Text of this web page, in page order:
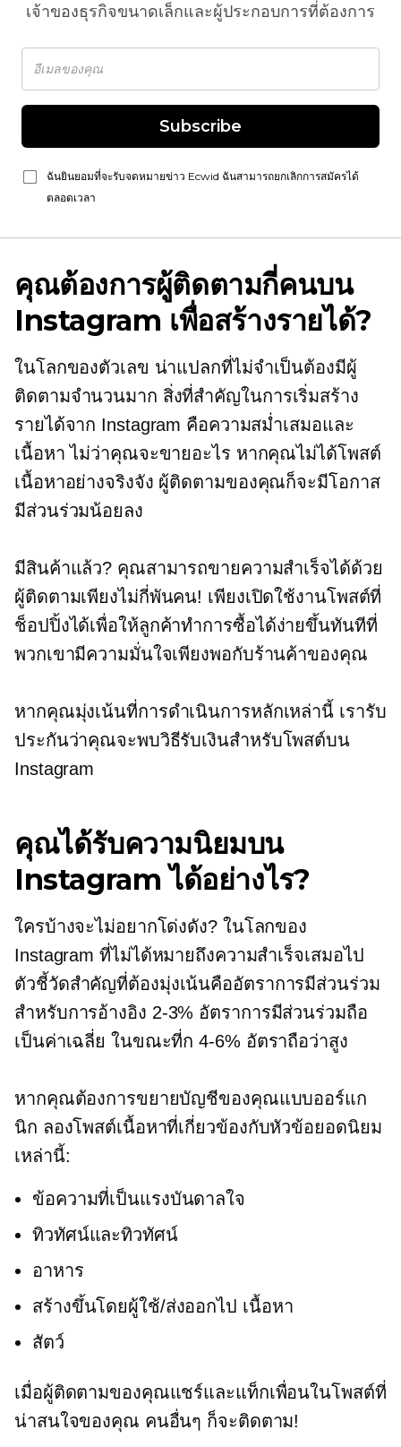
เจ้าของธุรกิจขนาดเล็กและผู้ประกอบการที่ต้องการ
Subscribe
ฉันยินยอมที่จะรับจดหมายข่าว Ecwid ฉันสามารถยกเลิกการสมัครได้
ตลอดเวลา
คุณต้องการผู้ติดตามกี่คนบน
Instagram เพื่อสร้างรายได้?
ในโลกของตัวเลข น่าแปลกที่ไม่จำเป็นต้องมีผู้
ติดตามจำนวนมาก สิ่งที่สำคัญในการเริ่มสร้าง
รายได้จาก Instagram คือความสม่ำเสมอและ
เนื้อหา ไม่ว่าคุณจะขายอะไร หากคุณไม่ได้โพสต์
เนื้อหาอย่างจริงจัง ผู้ติดตามของคุณก็จะมีโอกาส
มีส่วนร่วมน้อยลง
มีสินค้าแล้ว? คุณสามารถขายความสำเร็จได้ด้วย
ผู้ติดตามเพียงไม่กี่พันคน! เพียงเปิดใช้งานโพสต์ที่
ช็อปปิ้งได้เพื่อให้ลูกค้าทำการซื้อได้ง่ายขึ้นทันทีที่
พวกเขามีความมั่นใจเพียงพอกับร้านค้าของคุณ
หากคุณมุ่งเน้นที่การดำเนินการหลักเหล่านี้ เรารับ
ประกันว่าคุณจะพบวิธีรับเงินสำหรับโพสต์บน
Instagram
คุณได้รับความนิยมบน
Instagram ได้อย่างไร?
ใครบ้างจะไม่อยากโด่งดัง? ในโลกของ
Instagram ที่ไม่ได้หมายถึงความสำเร็จเสมอไป
ตัวชี้วัดสำคัญที่ต้องมุ่งเน้นคืออัตราการมีส่วนร่วม
สำหรับการอ้างอิง 2-3% อัตราการมีส่วนร่วมถือ
เป็นค่าเฉลี่ย ในขณะที่ก4-6% อัตราถือว่าสูง
หากคุณต้องการขยายบัญชีของคุณแบบออร์แก
นิก ลองโพสต์เนื้อหาที่เกี่ยวข้องกับหัวข้อยอดนิยม
เหล่านี้:
ข้อความที่เป็นแรงบันดาลใจ
ทิวทัศน์และทิวทัศน์
อาหาร
สร้างขึ้นโดยผู้ใช้/ส่งออกไป เนื้อหา
สัตว์
เมื่อผู้ติดตามของคุณแชร์และแท็กเพื่อนในโพสต์ที่
น่าสนใจของคุณ คนอื่นๆ ก็จะติดตาม!